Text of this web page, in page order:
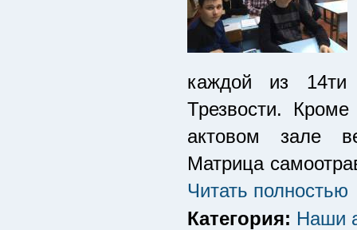
каждой из 14ти
Трезвости.
актовом зале
Матрица
Читать полностью
Категория: Наши